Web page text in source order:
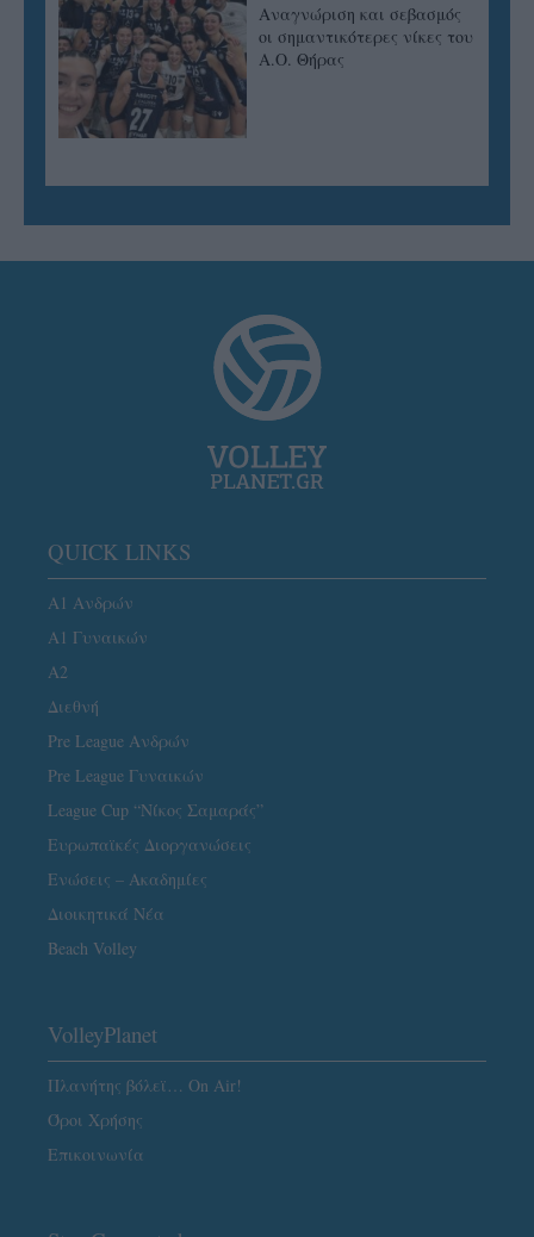
Αναγνώριση και σεβασμός
οι σημαντικότερες νίκες του
Α.Ο. Θήρας
QUICK LINKS
Α1 Ανδρών
Α1 Γυναικών
A2
Διεθνή
Pre League Ανδρών
Pre League Γυναικών
League Cup “Νίκος Σαμαράς”
Ευρωπαϊκές Διοργανώσεις
Ενώσεις – Ακαδημίες
Διοικητικά Νέα
Beach Volley
VolleyPlanet
Πλανήτης βόλεϊ… On Air!
Όροι Χρήσης
Επικοινωνία